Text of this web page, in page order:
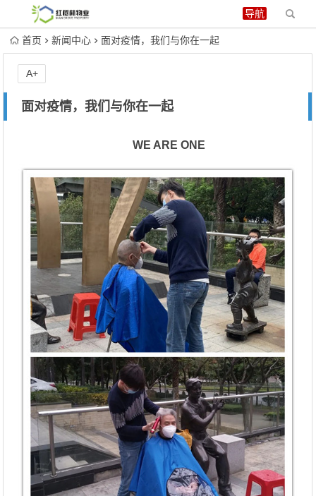
首页 新闻中心 面对疫情，我们与你在一起
面对疫情，我们与你在一起
A+
WE ARE ONE